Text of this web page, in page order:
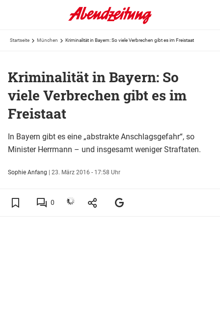
Startseite München Kriminalität in Bayern: So viele Verbrechen gibt es im Freistaat
Kriminalität in Bayern: So
viele Verbrechen gibt es im
Freistaat
In Bayern gibt es eine „abstrakte Anschlagsgefahr“, so
Minister Herrmann – und insgesamt weniger Straftaten.
Sophie Anfang | 23. März 2016 - 17:58 Uhr
0